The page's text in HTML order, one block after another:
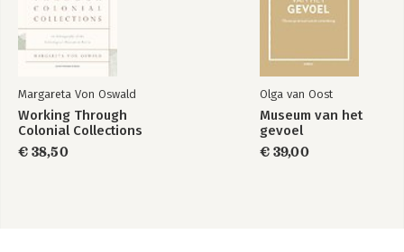
Margareta Von Oswald
Working Through
Colonial Collections
€ 38,50
Olga van Oost
Museum van het
gevoel
€ 39,00